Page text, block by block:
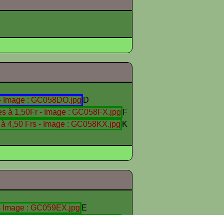
D
F
K
E